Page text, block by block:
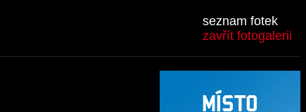
seznam fotek
zavřít fotogalerii